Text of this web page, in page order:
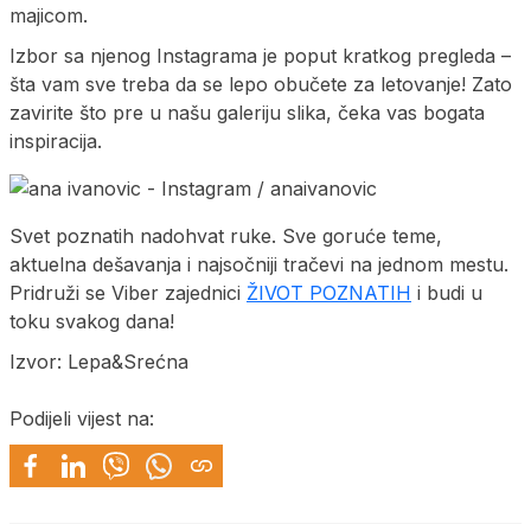
majicom.
Izbor sa njenog Instagrama je poput kratkog pregleda –
šta vam sve treba da se lepo obučete za letovanje! Zato
zavirite što pre u našu galeriju slika, čeka vas bogata
inspiracija.
Svet poznatih nadohvat ruke. Sve goruće teme,
aktuelna dešavanja i najsočniji tračevi na jednom mestu.
Pridruži se Viber zajednici ŽIVOT POZNATIH i budi u
toku svakog dana!
Izvor: Lepa&Srećna
Podijeli vijest na: